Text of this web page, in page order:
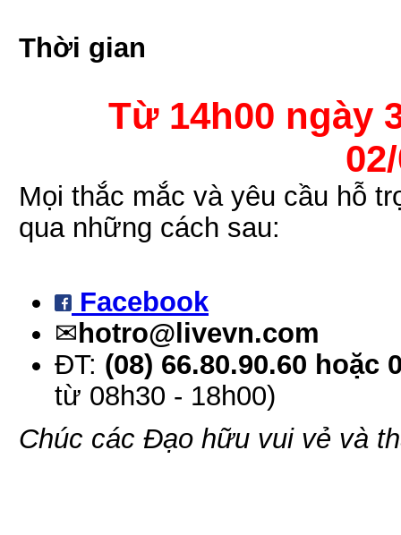
Thời gian
Từ 14h00 ngày
Mọi thắc mắc và yêu cầu hỗ
qua những cách sau:
Facebook
✉ hotro@livevn.com
ĐT: (08) 66.80.90.60 hoặc
từ 08h30 - 18h00)
Chúc các Đạo hữu vui vẻ và